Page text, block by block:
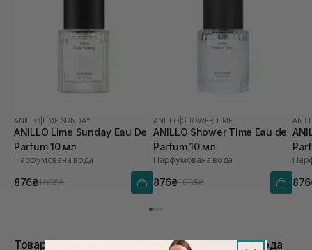
ANILLO LIME SUNDAY
ANILLO Lime Sunday Eau De
Parfum 10 мл
Парфумована вода
876₴1 095₴
ANILLO SHOWER TIME
ANILLO Shower Time Eau de
Parfum 10 мл
Парфумована вода
876₴1 095₴
Товари зі знижками в категорії Парфумована вода